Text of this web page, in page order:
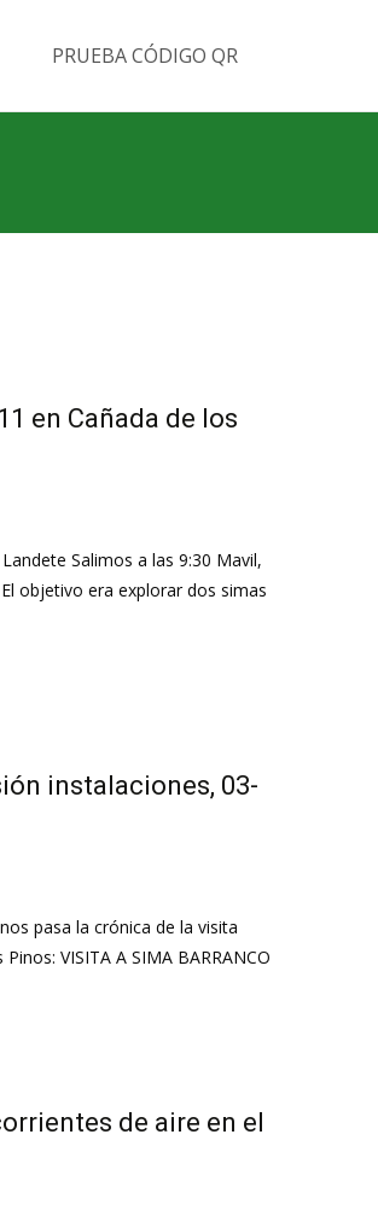
PRUEBA CÓDIGO QR
en Cañada de los
Salimos a las 9:30 Mavil,
objetivo era explorar dos simas
instalaciones, 03-
pasa la crónica de la visita
VISITA A SIMA BARRANCO
de aire en el